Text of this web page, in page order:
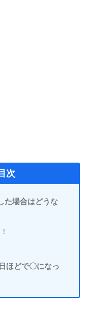
次
た場合はどうな
ほどで〇になっ